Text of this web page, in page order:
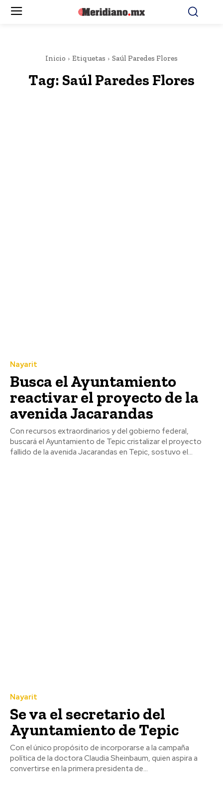
Inicio Etiquetas Saúl Paredes Flores
Tag: Saúl Paredes Flores
Nayarit
Busca el Ayuntamiento
reactivar el proyecto de la
avenida Jacarandas
Con recursos extraordinarios y del gobierno federal,
buscará el Ayuntamiento de Tepic cristalizar el proyecto
fallido de la avenida Jacarandas en Tepic, sostuvo el...
Nayarit
Se va el secretario del
Ayuntamiento de Tepic
Con el único propósito de incorporarse a la campaña
política de la doctora Claudia Sheinbaum, quien aspira a
convertirse en la primera presidenta de...